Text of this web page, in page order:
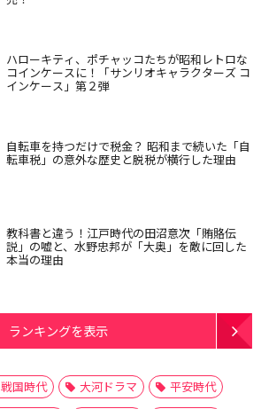
ハローキティ、ポチャッコたちが昭和レトロな
コインケースに！「サンリオキャラクターズ コ
インケース」第２弾
自転車を持つだけで税金？ 昭和まで続いた「自
転車税」の意外な歴史と脱税が横行した理由
教科書と違う！江戸時代の田沼意次「賄賂伝
説」の嘘と、水野忠邦が「大奥」を敵に回した
本当の理由
ランキングを表示
戦国時代 大河ドラマ
平安時代